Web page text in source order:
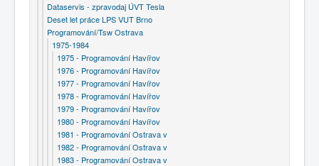
Dataservis - zpravodaj ÚVT Tesla
Deset let práce LPS VUT Brno
Programování/Tsw Ostrava
1975-1984
1975 - Programování Havířov
1976 - Programování Havířov
1977 - Programování Havířov
1978 - Programování Havířov
1979 - Programování Havířov
1980 - Programování Havířov
1981 - Programování Ostrava v
1982 - Programování Ostrava v
1983 - Programování Ostrava v